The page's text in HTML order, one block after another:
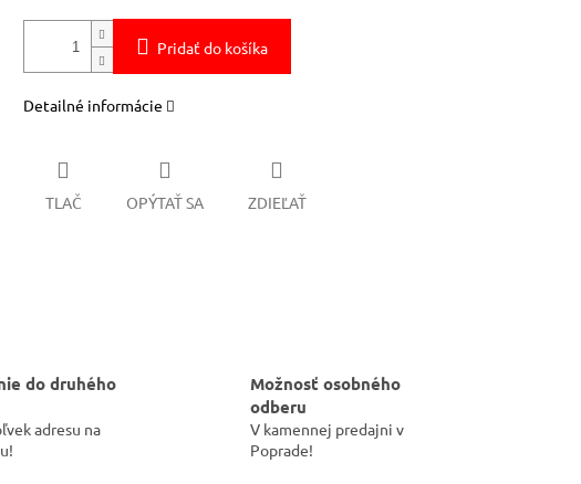
Pridať do košíka
Detailné informácie
TLAČ OPÝTAŤ SA ZDIEĽAŤ
do druhého
adresu na
Možnosť osobného
odberu
V kamennej predajni v
Poprade!